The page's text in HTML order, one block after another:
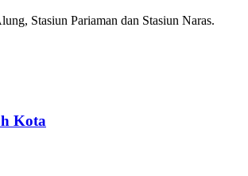
Stasiun Pariaman dan Stasiun Naras.
Kota